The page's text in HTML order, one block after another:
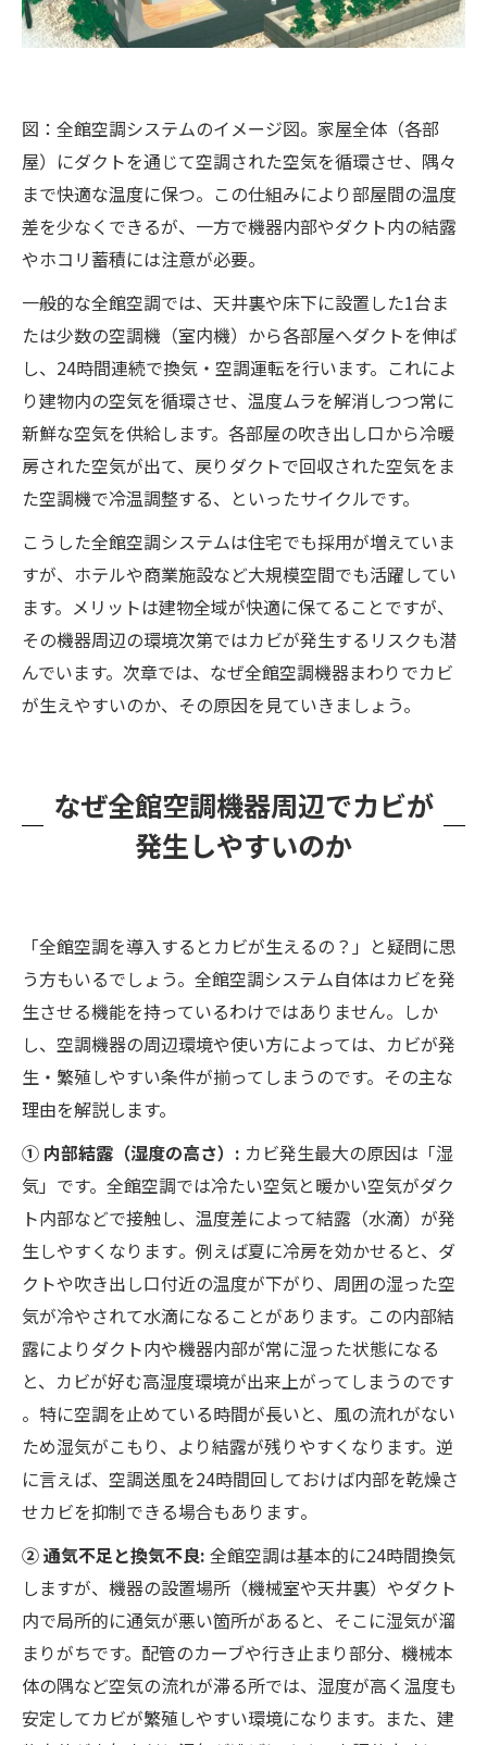
図：全館空調システムのイメージ図。家屋全体（各部
屋）にダクトを通じて空調された空気を循環させ、隅々
まで快適な温度に保つ​。この仕組みにより部屋間の温度
差を少なくできるが、一方で機器内部やダクト内の結露
やホコリ蓄積には注意が必要。
一般的な全館空調では、天井裏や床下に設置した1台ま
たは少数の空調機（室内機）から各部屋へダクトを伸ば
し、24時間連続で換気・空調運転を行います。これによ
り建物内の空気を循環させ、温度ムラを解消しつつ常に
新鮮な空気を供給します。各部屋の吹き出し口から冷暖
房された空気が出て、戻りダクトで回収された空気をま
た空調機で冷温調整する、といったサイクルです。
こうした全館空調システムは住宅でも採用が増えていま
すが、ホテルや商業施設など大規模空間でも活躍してい
ます。メリットは建物全域が快適に保てることですが、
その機器周辺の環境次第ではカビが発生するリスクも潜
んでいます。次章では、なぜ全館空調機器まわりでカビ
が生えやすいのか、その原因を見ていきましょう。
なぜ全館空調機器周辺でカビが
発生しやすいのか
「全館空調を導入するとカビが生えるの？」と疑問に思
う方もいるでしょう。全館空調システム自体はカビを発
生させる機能を持っているわけではありません。しか
し、空調機器の周辺環境や使い方によっては、カビが発
生・繁殖しやすい条件が揃ってしまうのです。その主な
理由を解説します。
① 内部結露（湿度の高さ）: カビ発生最大の原因は「湿
気」です。全館空調では冷たい空気と暖かい空気がダク
ト内部などで接触し、温度差によって結露（水滴）が発
生しやすくなります​。例えば夏に冷房を効かせると、ダ
クトや吹き出し口付近の温度が下がり、周囲の湿った空
気が冷やされて水滴になることがあります。この内部結
露によりダクト内や機器内部が常に湿った状態になる
と、カビが好む高湿度環境が出来上がってしまうのです​
。特に空調を止めている時間が長いと、風の流れがない
ため湿気がこもり、より結露が残りやすくなります。逆
に言えば、空調送風を24時間回しておけば内部を乾燥さ
せカビを抑制できる場合もあります​。
② 通気不足と換気不良: 全館空調は基本的に24時間換気
しますが、機器の設置場所（機械室や天井裏）やダクト
内で局所的に通気が悪い箇所があると、そこに湿気が溜
まりがちです。配管のカーブや行き止まり部分、機械本
体の隅など空気の流れが滞る所では、湿度が高く温度も
安定してカビが繁殖しやすい環境になります。また、建